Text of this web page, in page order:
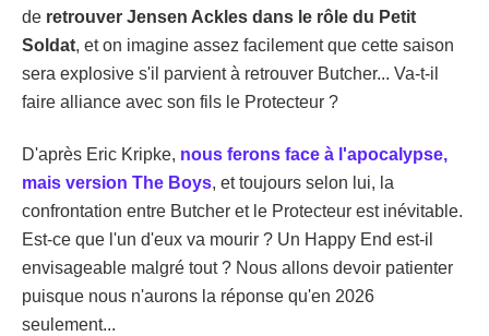
de retrouver Jensen Ackles dans le rôle du Petit
Soldat, et on imagine assez facilement que cette saison
sera explosive s'il parvient à retrouver Butcher... Va-t-il
faire alliance avec son fils le Protecteur ?
D'après Eric Kripke, nous ferons face à l'apocalypse,
mais version The Boys, et toujours selon lui, la
confrontation entre Butcher et le Protecteur est inévitable.
Est-ce que l'un d'eux va mourir ? Un Happy End est-il
envisageable malgré tout ? Nous allons devoir patienter
puisque nous n'aurons la réponse qu'en 2026
seulement...